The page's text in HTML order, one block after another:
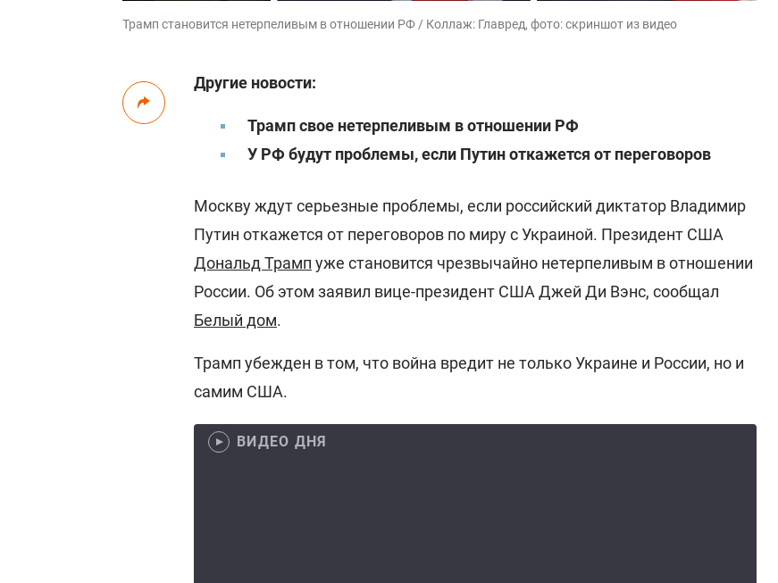
Трамп становится нетерпеливым в отношении РФ / Коллаж: Главред, фото: скриншот из видео
Другие новости:
Трамп свое нетерпеливым в отношении РФ
У РФ будут проблемы, если Путин откажется от переговоров
Москву ждут серьезные проблемы, если российский диктатор Владимир
Путин откажется от переговоров по миру с Украиной. Президент США
Дональд Трамп уже становится чрезвычайно нетерпеливым в отношении
России. Об этом заявил вице-президент США Джей Ди Вэнс, сообщал
Белый дом.
Трамп убежден в том, что война вредит не только Украине и России, но и
самим США.
ВИДЕО ДНЯ